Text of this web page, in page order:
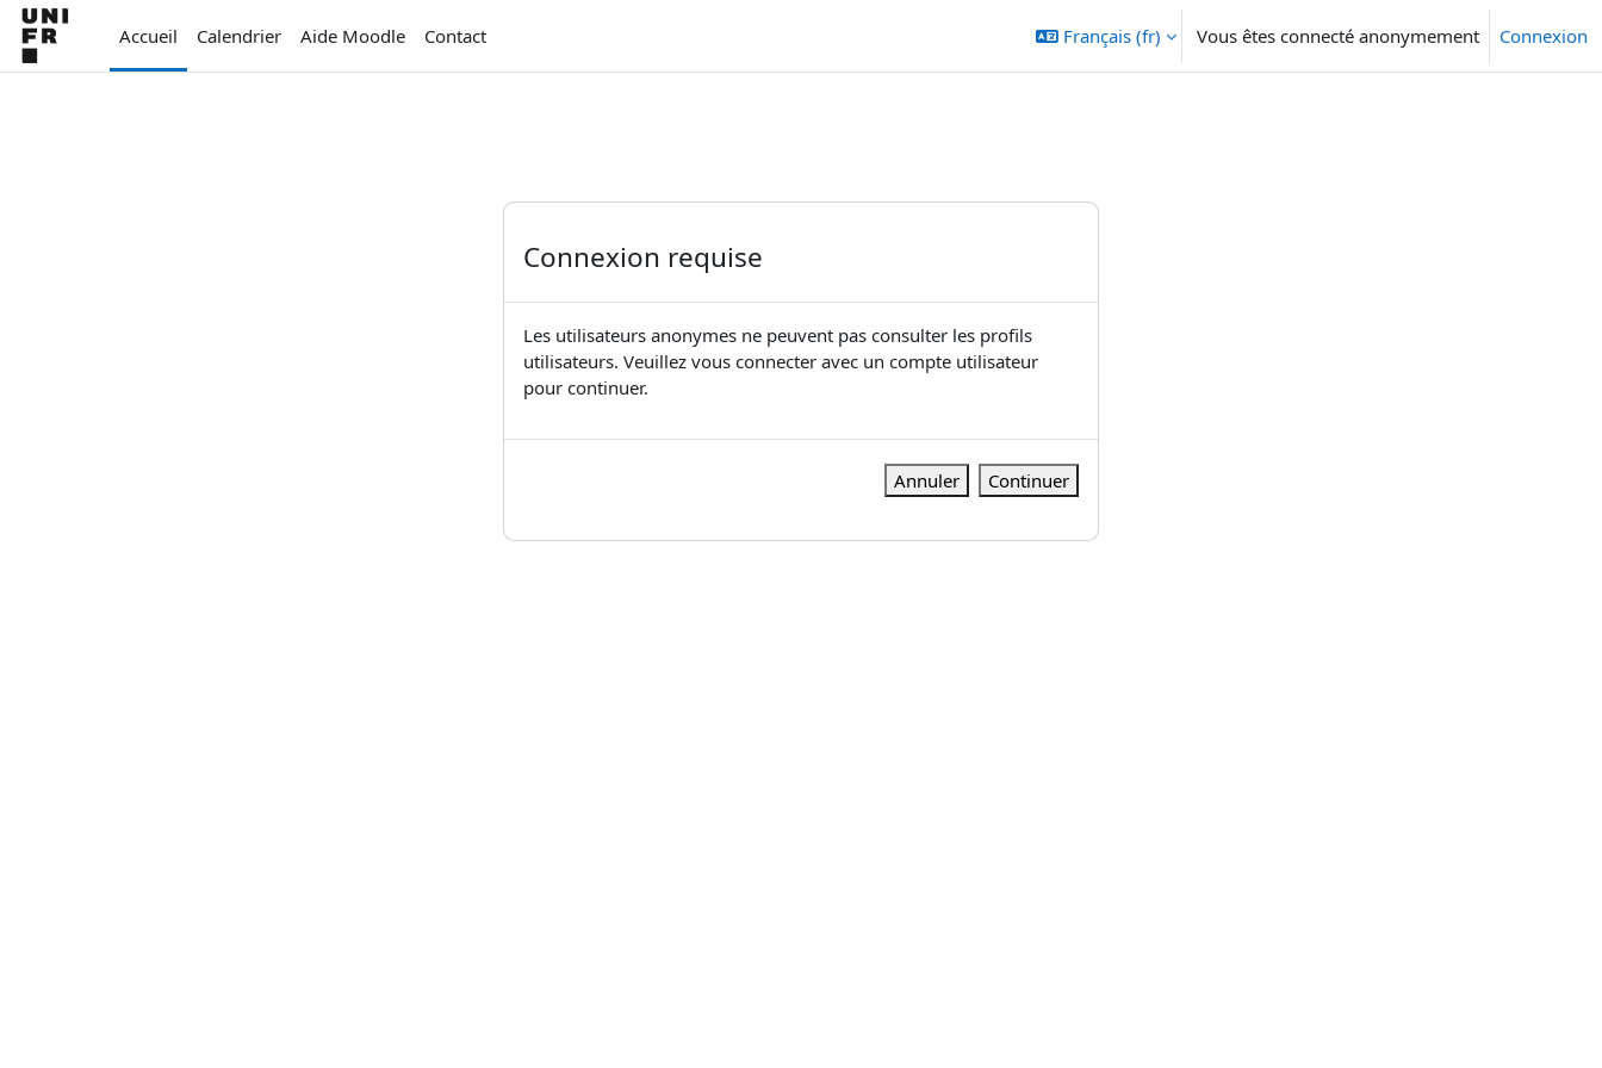
Passer au contenu principal
Accueil
Calendrier Aide Moodle Contact Français ‎(fr)‎ Vous êtes connecté anonymement Connexion
Connexion requise
Les utilisateurs anonymes ne peuvent pas consulter les profils
utilisateurs. Veuillez vous connecter avec un compte utilisateur
pour continuer.
Annuler Continuer